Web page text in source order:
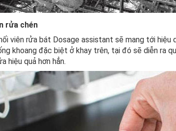
rửa chén
viên rửa bát Dosage assistant sẽ mang tới
khoang đặc biệt ở khay trên, tại đó sẽ diễn ra
hiệu quả hơn hẳn.